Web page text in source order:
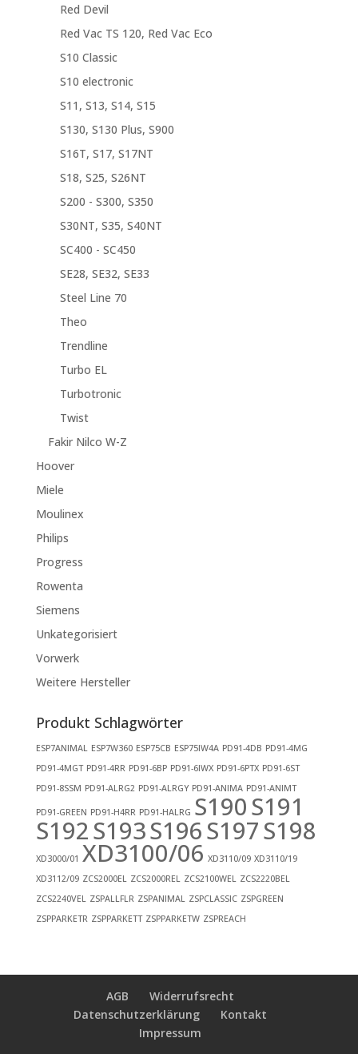
Red Devil
Red Vac TS 120, Red Vac Eco
S10 Classic
S10 electronic
S11, S13, S14, S15
S130, S130 Plus, S900
S16T, S17, S17NT
S18, S25, S26NT
S200 - S300, S350
S30NT, S35, S40NT
SC400 - SC450
SE28, SE32, SE33
Steel Line 70
Theo
Trendline
Turbo EL
Turbotronic
Twist
Fakir Nilco W-Z
Hoover
Miele
Moulinex
Philips
Progress
Rowenta
Siemens
Unkategorisiert
Vorwerk
Weitere Hersteller
Produkt Schlagwörter
ESP7ANIMAL ESP7W360 ESP75CB ESP75IW4A PD91-4DB PD91-4MG
PD91-4MGT PD91-4RR PD91-6BP PD91-6IWX PD91-6PTX PD91-6ST
PD91-8SSM PD91-ALRG2 PD91-ALRGY PD91-ANIMA PD91-ANIMT
PD91-GREEN PD91-H4RR PD91-HALRG S190S191
S192S193S196S197S198
XD3000/01 XD3100/06 XD3110/09 XD3110/19
XD3112/09 ZCS2000EL ZCS2000REL ZCS2100WEL ZCS2220BEL
ZCS2240VEL ZSPALLFLR ZSPANIMAL ZSPCLASSIC ZSPGREEN
ZSPPARKETR ZSPPARKETT ZSPPARKETW ZSPREACH
AGB
Widerrufsrecht
Datenschutzerklärung
Kontakt
Impressum